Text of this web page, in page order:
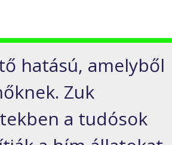
hatású, amelyből
Zuk
a tudósok